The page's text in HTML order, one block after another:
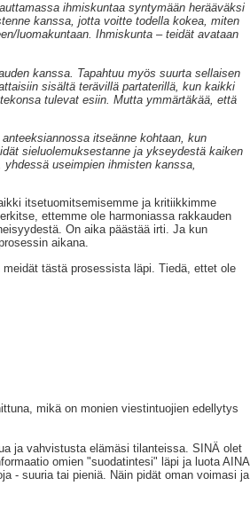
ihmiskuntaa syntymään herääväksi
kanssa, jotta voitte todella kokea, miten
luomakuntaan. Ihmiskunta – teidät avataan
kanssa. Tapahtuu myös suurta sellaisen
sisältä terävillä partaterillä, kun kaikki
tulevat esiin. Mutta ymmärtäkää, että
itseänne kohtaan, kun
sieluolemuksestanne ja ykseydestä kaiken
useimpien ihmisten kanssa,
itsetuomitsemisemme ja kritiikkimme
ettemme ole harmoniassa rakkauden
On aika päästää irti. Ja kun
aikana.
tästä prosessista läpi. Tiedä, ettet ole
mikä on monien viestintuojien edellytys
ja vahvistusta elämäsi tilanteissa. SINÄ olet
omien "suodatintesi" läpi ja luota AINA
- suuria tai pieniä. Näin pidät oman voimasi ja